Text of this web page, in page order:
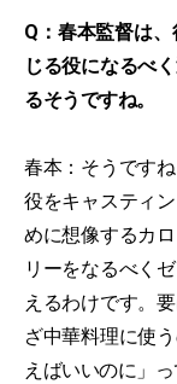
Q：春本監督は
じる役になるべ
るそうですね。
春本：そうです
役をキャスティ
めに想像するカ
リーをなるべく
えるわけです。
ざ中華料理に使
えばいいのに」